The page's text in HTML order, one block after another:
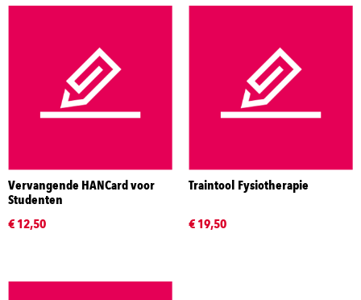
Vervangende HANCard voor
Studenten
€ 12,50
Traintool Fysiotherapie
€ 19,50